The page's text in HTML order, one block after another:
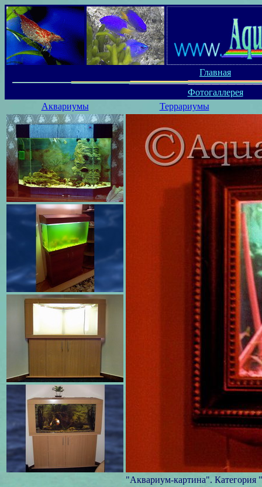
Главная
Фотогаллерея
Аквариумы
Террариумы
"Аквариум-картина". Категория